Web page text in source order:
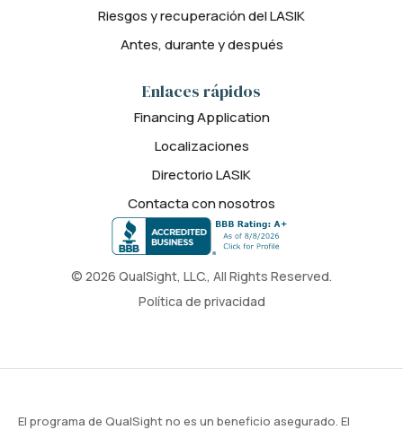
© 2026 QualSight, LLC., All Rights Reserved.
Política de privacidad
Riesgos y recuperación del LASIK
Antes, durante y después
Enlaces rápidos
Financing Application
Localizaciones
Directorio LASIK
Contacta con nosotros
El programa de QualSight no es un beneficio asegurado. El